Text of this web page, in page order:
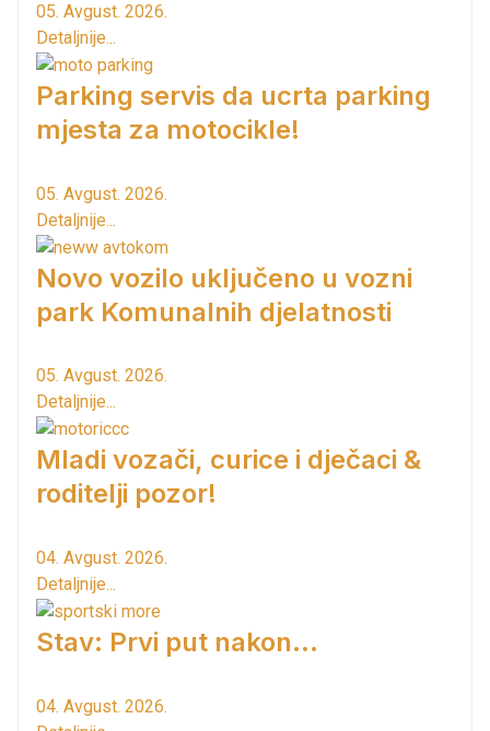
05. Avgust. 2026.
Detaljnije...
Parking servis da ucrta parking
mjesta za motocikle!
05. Avgust. 2026.
Detaljnije...
Novo vozilo uključeno u vozni
park Komunalnih djelatnosti
05. Avgust. 2026.
Detaljnije...
Mladi vozači, curice i dječaci &
roditelji pozor!
04. Avgust. 2026.
Detaljnije...
Stav: Prvi put nakon…
04. Avgust. 2026.